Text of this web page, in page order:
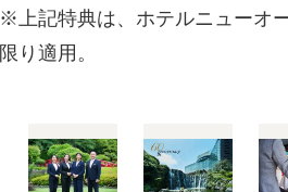
※上記特典は、ホテルニューオ
限り適用。